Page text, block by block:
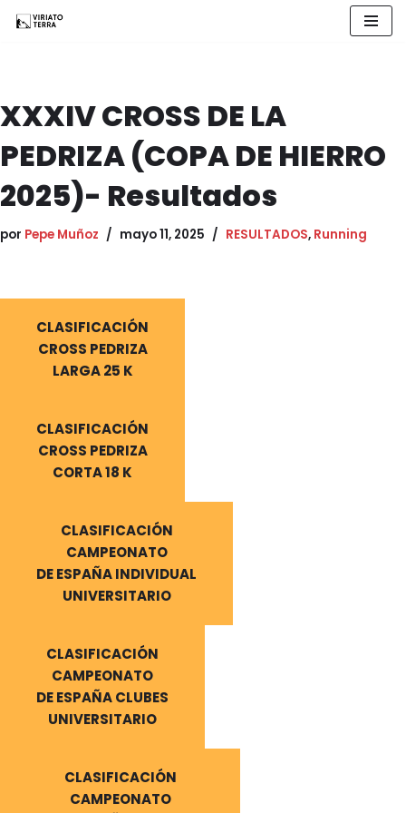
XXXIV CROSS DE LA
PEDRIZA (COPA DE HIERRO
2025)- Resultados
por Pepe Muñoz mayo 11, 2025 RESULTADOS, Running
CLASIFICACIÓN
CROSS PEDRIZA
LARGA 25 K
CLASIFICACIÓN
CROSS PEDRIZA
CORTA 18 K
CLASIFICACIÓN
CAMPEONATO
DE ESPAÑA INDIVIDUAL
UNIVERSITARIO
CLASIFICACIÓN
CAMPEONATO
DE ESPAÑA CLUBES
UNIVERSITARIO
CLASIFICACIÓN
CAMPEONATO